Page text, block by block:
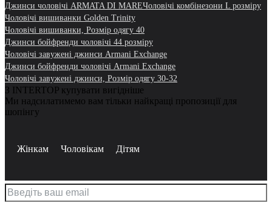
Джинси чоловічі ARMATA DI MAREЧоловічі комбінезони L розміру
Чоловічі вишиванки Golden Trinity
Чоловічі вишиванки, Розмір одягу 40
Джинси бойфренди чоловічі 44 розміру
Чоловічі завужені джинси Armani Exchange
Джинси бойфренди чоловічі Armani Exchange
Чоловічі завужені джинси, Розмір одягу 30-32
З INTERTOP купувати вигідніше
Ми надсилатимемо вам тільки найкращі пропозиції для
шопінгу
Жінкам Чоловікам Дітям